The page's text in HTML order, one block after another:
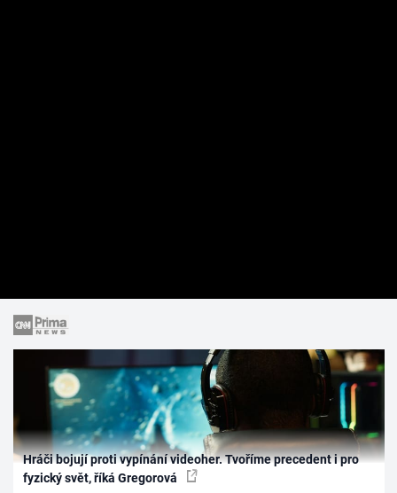
Hráči bojují proti vypínání videoher. Tvoříme precedent i pro
fyzický svět, říká Gregorová